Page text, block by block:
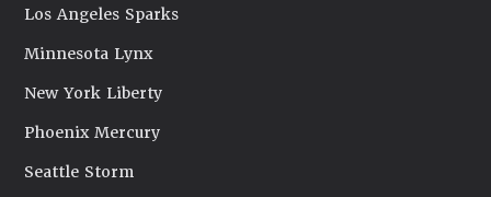
Los Angeles Sparks
Minnesota Lynx
New York Liberty
Phoenix Mercury
Seattle Storm